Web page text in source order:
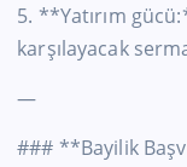
5. **Yatırım
karşılayacak
—
### **Bayilik